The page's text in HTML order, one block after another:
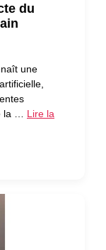
du
une
la … Lire la